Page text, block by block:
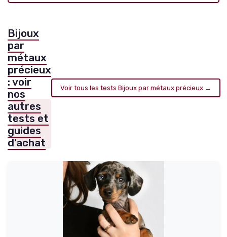
Bijoux
par
métaux
précieux
: voir
nos
autres
tests et
guides
d'achat
Voir tous les tests Bijoux par métaux précieux →